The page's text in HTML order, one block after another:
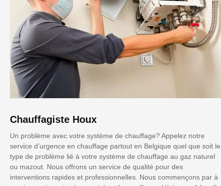
Chauffagiste Houx
Un problème avec votre système de chauffage? Appelez notre
service d’urgence en chauffage partout en Belgique quel que soit le
type de problème lié à votre système de chauffage au gaz naturel
ou mazout. Nous offrons un service de qualité pour des
interventions rapides et professionnelles. Nous commençons par à